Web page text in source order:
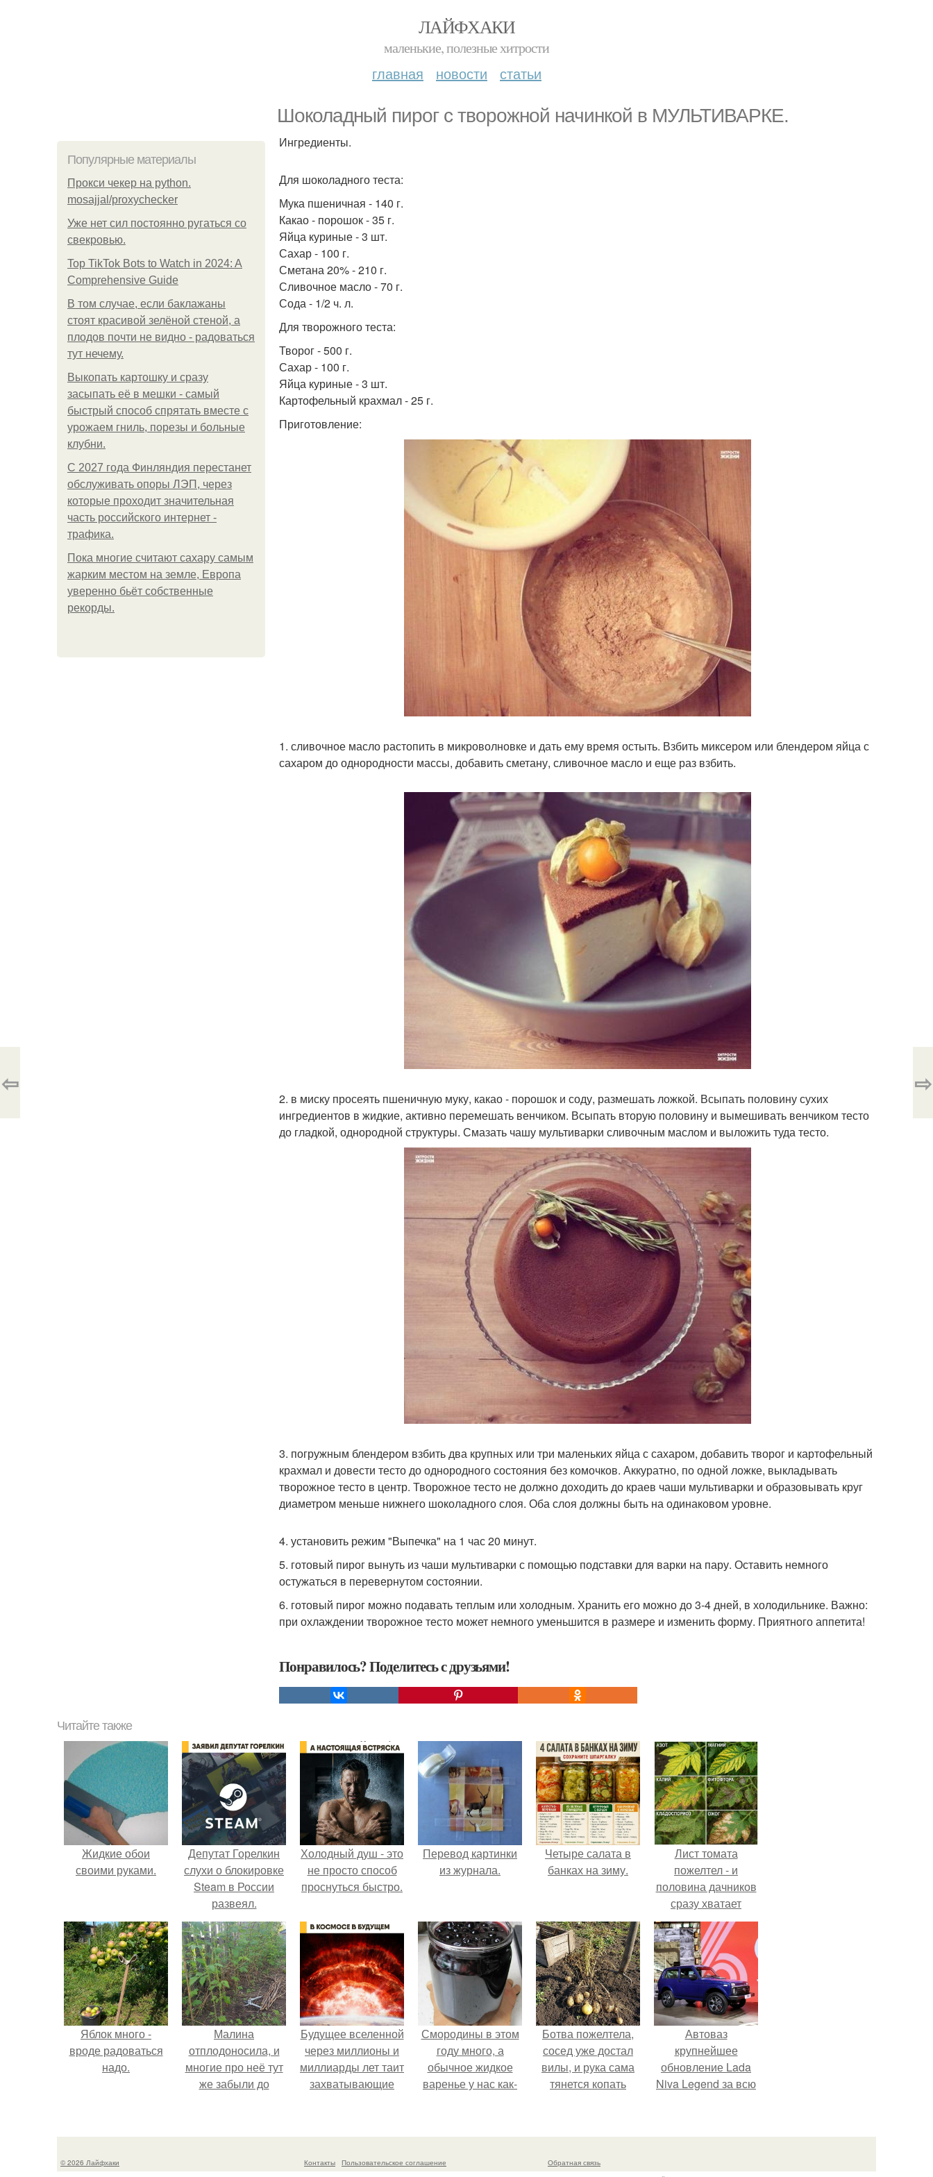
ЛАЙФХАКИ
маленькие, полезные хитрости
главная новости статьи
Шоколадный пирог с творожной начинкой в МУЛЬТИВАРКЕ.
Популярные материалы
Прокси чекер на python.
mosajjal/proxychecker
Уже нет сил постоянно ругаться со
свекровью.
Top TikTok Bots to Watch in 2024: A
Comprehensive Guide
В том случае, если баклажаны
стоят красивой зелёной стеной, а
плодов почти не видно - радоваться
тут нечему.
Выкопать картошку и сразу
засыпать её в мешки - самый
быстрый способ спрятать вместе с
урожаем гниль, порезы и больные
клубни.
С 2027 года Финляндия перестанет
обслуживать опоры ЛЭП, через
которые проходит значительная
часть российского интернет -
трафика.
Пока многие считают сахару самым
жарким местом на земле, Европа
уверенно бьёт собственные
рекорды.
Ингредиенты.
Для шоколадного теста:
Мука пшеничная - 140 г.
Какао - порошок - 35 г.
Яйца куриные - 3 шт.
Сахар - 100 г.
Сметана 20% - 210 г.
Сливочное масло - 70 г.
Сода - 1/2 ч. л.
Для творожного теста:
Творог - 500 г.
Сахар - 100 г.
Яйца куриные - 3 шт.
Картофельный крахмал - 25 г.
Приготовление:
1. сливочное масло растопить в микроволновке и дать ему время остыть. Взбить миксером или блендером яйца с
сахаром до однородности массы, добавить сметану, сливочное масло и еще раз взбить.
2. в миску просеять пшеничную муку, какао - порошок и соду, размешать ложкой. Всыпать половину сухих
ингредиентов в жидкие, активно перемешать венчиком. Всыпать вторую половину и вымешивать венчиком тесто
до гладкой, однородной структуры. Смазать чашу мультиварки сливочным маслом и выложить туда тесто.
3. погружным блендером взбить два крупных или три маленьких яйца с сахаром, добавить творог и картофельный
крахмал и довести тесто до однородного состояния без комочков. Аккуратно, по одной ложке, выкладывать
творожное тесто в центр. Творожное тесто не должно доходить до краев чаши мультиварки и образовывать круг
диаметром меньше нижнего шоколадного слоя. Оба слоя должны быть на одинаковом уровне.
4. установить режим "Выпечка" на 1 час 20 минут.
5. готовый пирог вынуть из чаши мультиварки с помощью подставки для варки на пару. Оставить немного
остужаться в перевернутом состоянии.
6. готовый пирог можно подавать теплым или холодным. Хранить его можно до 3-4 дней, в холодильнике. Важно:
при охлаждении творожное тесто может немного уменьшится в размере и изменить форму. Приятного аппетита!
Понравилось? Поделитесь с друзьями!
⇦ ⇨
Читайте также
Жидкие обои
своими руками.
Депутат Горелкин
слухи о блокировке
Steam в России
развеял.
Холодный душ - это
не просто способ
проснуться быстро.
Перевод картинки
из журнала.
Четыре салата в
банках на зиму.
Лист томата
пожелтел - и
половина дачников
сразу хватает
удобрение.
Яблок много -
вроде радоваться
надо.
Малина
отплодоносила, и
многие про неё тут
же забыли до
Будущее вселенной
через миллионы и
миллиарды лет таит
захватывающие
Смородины в этом
году много, а
обычное жидкое
варенье у нас как-
Ботва пожелтела,
сосед уже достал
вилы, и рука сама
тянется копать
Автоваз
крупнейшее
обновление Lada
Niva Legend за всю
© 2026 Лайфхаки Контакты
Пользовательское соглашение
Обратная связь